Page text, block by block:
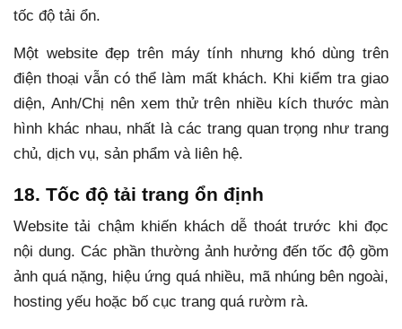
tốc độ tải ổn.
Một website đẹp trên máy tính nhưng khó dùng trên
điện thoại vẫn có thể làm mất khách. Khi kiểm tra giao
diện, Anh/Chị nên xem thử trên nhiều kích thước màn
hình khác nhau, nhất là các trang quan trọng như trang
chủ, dịch vụ, sản phẩm và liên hệ.
18. Tốc độ tải trang ổn định
Website tải chậm khiến khách dễ thoát trước khi đọc
nội dung. Các phần thường ảnh hưởng đến tốc độ gồm
ảnh quá nặng, hiệu ứng quá nhiều, mã nhúng bên ngoài,
hosting yếu hoặc bố cục trang quá rườm rà.